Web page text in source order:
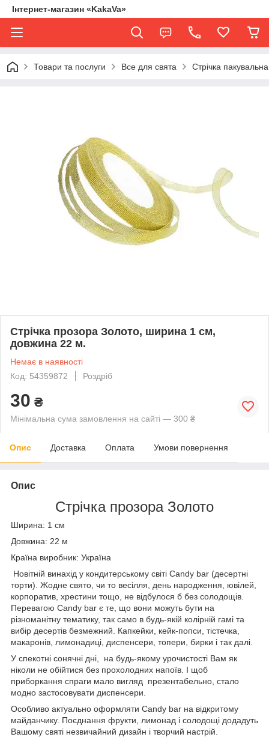
Інтернет-магазин «KakaVa»
Товари та послуги Все для свята Стрічка
Стрічка прозора Золото, ширина 1 см,
довжина 22 м.
Немає в наявності
Код: 54359872
Роздріб
30 ₴
Мінімальна сума замовлення на сайті — 300 ₴
Опис Доставка Оплата Умови повернення
Опис
Стрічка прозора Золото
Ширина: 1 см
Довжина: 22 м
Країна виробник: Україна
Новітній винахід у кондитерському світі Candy bar (десертні
торти). Жодне свято, чи то весілля, день народження, ювілей,
корпоратив, хрестини тощо, не відбулося б без солодощів.
Перевагою Candy bar є те, що вони можуть бути на
різноманітну тематику, так само в будь-якій колірній гамі та
вибір десертів безмежний. Капкейки, кейк-попси, тістечка,
макаронів, лимонадиці, диспенсери, топери, бирки і так далі.
У спекотні сонячні дні, на будь-якому урочистості Вам як
ніколи не обійтися без прохолодних напоїв. І щоб
приборкання спраги мало вигляд презентабельно, стало
модно застосовувати диспенсери.
Особливо актуально оформляти Candy bar на відкритому
майданчику. Поєднання фрукти, лимонад і солодощі додадуть
Вашому святі незвичайний дизайн і творчий настрій.